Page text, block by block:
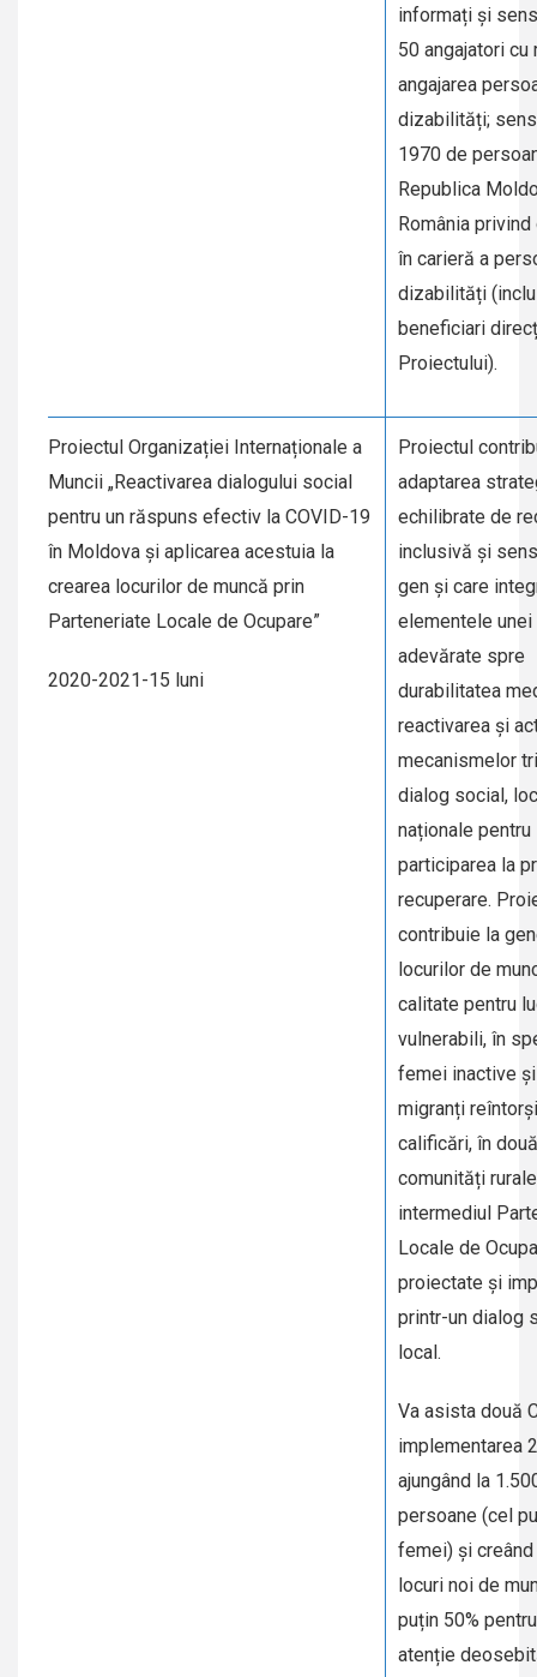
informați și
50 angajatori cu
angajarea
dizabilități;
1970 de
Republica
România privind
în carieră a
dizabilități
beneficiari
Proiectului).
Proiectul Organizației Internaționale a
Muncii „Reactivarea dialogului social
pentru un răspuns efectiv la COVID-19
în Moldova și aplicarea acestuia la
crearea locurilor de muncă prin
Parteneriate Locale de Ocupare”
2020-2021-15 luni
Proiectul
adaptarea
echilibrate de
inclusivă și
gen și care
elementele
adevărate spre
durabilitatea
reactivarea și
mecanismelor
dialog social,
naționale pentru
participarea la
recuperare.
contribuie la
locurilor de
calitate pentru
vulnerabili, în
femei inactive
migranți
calificări, în două
comunități
intermediul
Locale de
proiectate și
printr-un dialog
local.
Va asista două
implementarea
ajungând la
persoane (cel
femei) și
locuri noi de
puțin 50%
atenție